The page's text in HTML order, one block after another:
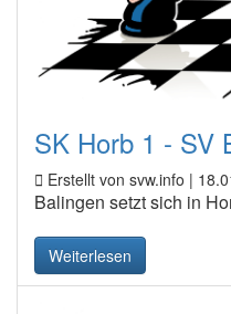
SK Horb 1 - SV
Erstellt von svw.info |
Balingen setzt sich in
Weiterlesen